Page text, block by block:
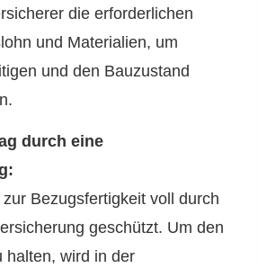
die erforderlichen
und Materialien, um
und den Bauzustand
durch eine
Bezugsfertigkeit voll durch
geschützt. Um den
halten, wird in der